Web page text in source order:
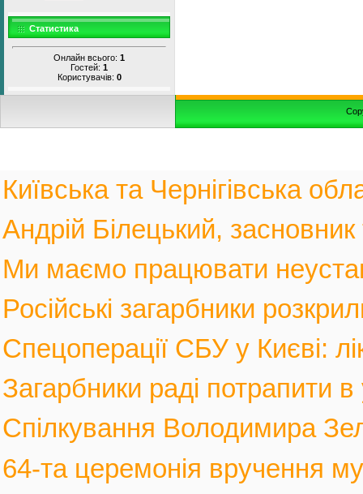
Статистика
Онлайн всього: 1
Гостей: 1
Користувачів: 0
Київська та Чернігівська
Андрій Білецький,
Ми маємо працювати
Російські загарбники
Спецоперації СБУ у Києві:
Загарбники раді потрапити
Спілкування Володимира
64-та церемонія вручення